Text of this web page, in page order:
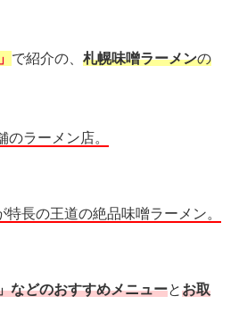
で紹介の、 札幌味噌ラーメンの
ラーメン店。
特長の王道の絶品味噌ラーメン。
などのおすすめメニューとお取